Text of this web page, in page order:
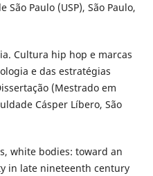
Paulo (USP), São Paulo,
Cultura hip hop e marcas
e das estratégias
(Mestrado em
Cásper Líbero, São
white bodies: toward an
in late nineteenth century